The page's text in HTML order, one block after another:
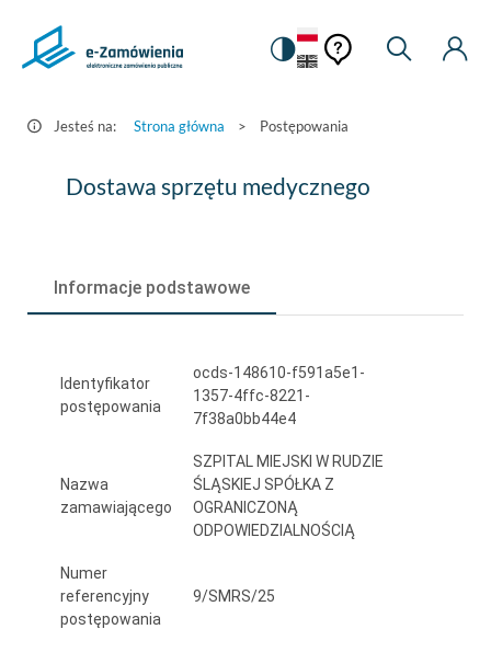
Postępowania
Zamówienia.gov.pl
Zmiana
na
kontrastową
Pomoc
kontekstowa
Pomoc
Moje
Jesteś na: Strona główna > Postępowania
Dostawa
Dostawa sprzętu medycznego
Informacje podstawowe
Identyfikator
postępowania
ocds-148610-f591a5e1-
1357-4ffc-8221-
7f38a0bb44e4
Nazwa
zamawiającego
SZPITAL MIEJSKI W RUDZIE
ŚLĄSKIEJ SPÓŁKA Z
OGRANICZONĄ
ODPOWIEDZIALNOŚCIĄ
Numer
referencyjny
postępowania
9/SMRS/25